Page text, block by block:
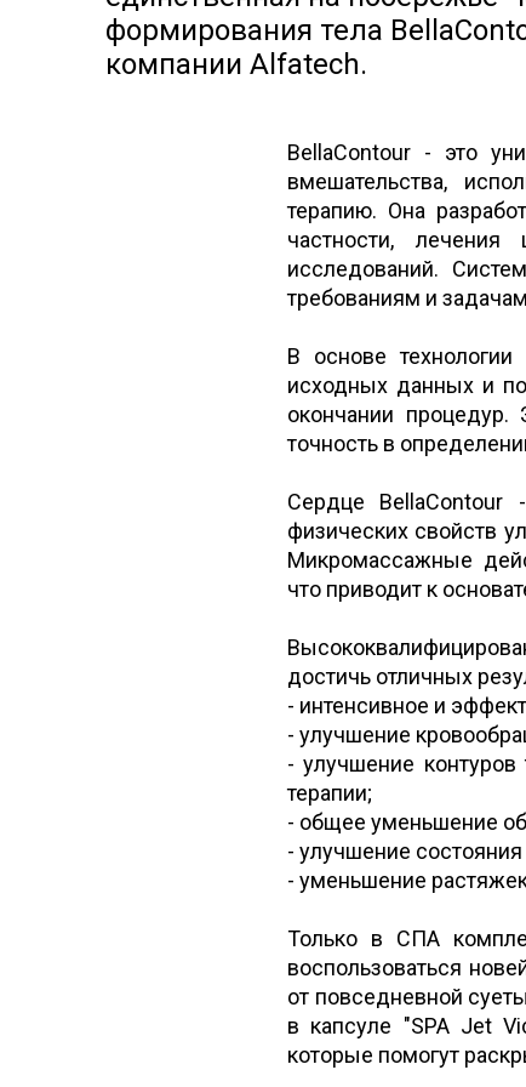
формирования тела
компании Alfatech.
BellaContour - это
вмешательства,
терапию. Она
частности, лечения
исследований.
требованиям и
В основе технологии
исходных данных и
окончании
точность в
Сердце BellaContour
физических свойств
Микромассажные
что приводит к
достичь отличных
- интенсивное и
- улучшение
- улучшение
терапии;
- общее уменьшение
- улучшение
- уменьшение
Только в СПА
воспользоваться
от повседневной
в капсуле "SPA Jet
которые помогут